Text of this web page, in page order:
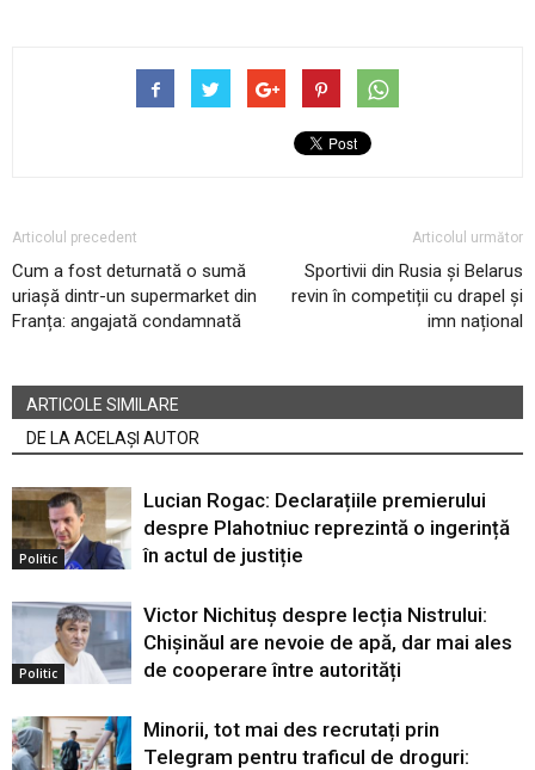
Articolul precedent
Cum a fost deturnată o sumă
uriașă dintr-un supermarket din
Franța: angajată condamnată
Articolul următor
Sportivii din Rusia și Belarus
revin în competiții cu drapel și
imn național
ARTICOLE SIMILARE
DE LA ACELAȘI AUTOR
Politic
Lucian Rogac: Declarațiile premierului
despre Plahotniuc reprezintă o ingerință
în actul de justiție
Politic
Victor Nichituș despre lecția Nistrului:
Chișinăul are nevoie de apă, dar mai ales
de cooperare între autorități
Minorii, tot mai des recrutați prin
Telegram pentru traficul de droguri: